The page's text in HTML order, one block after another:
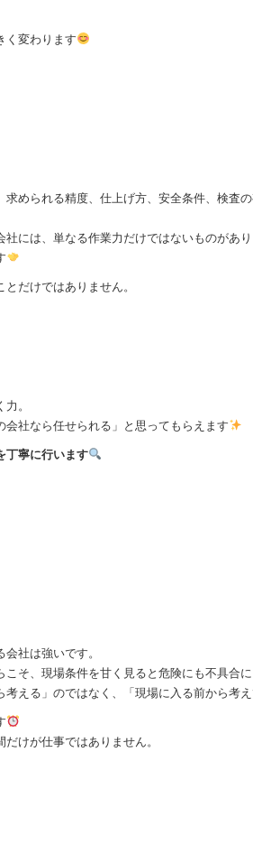
く変わります
められる精度、仕上げ方、安全条件、検査
には、単なる作業力だけではないものがあり
だけではありません。
。
会社なら任せられる」と思ってもらえます
丁寧に行います
社は強いです。
そ、現場条件を甘く見ると危険にも不具合に
える」のではなく、「現場に入る前から考
けが仕事ではありません。